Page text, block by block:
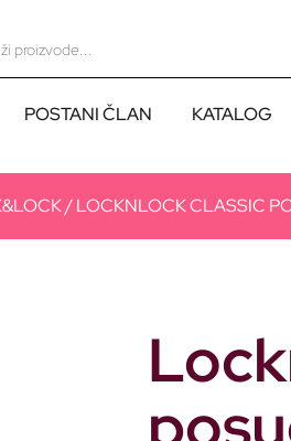
POSTANI ČLAN KATALOG
/ LOCKNLOCK CLASSIC